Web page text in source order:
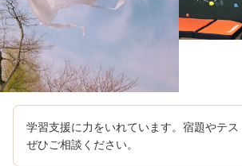
学習支援に力をいれています。宿題やテス
ぜひご相談ください。